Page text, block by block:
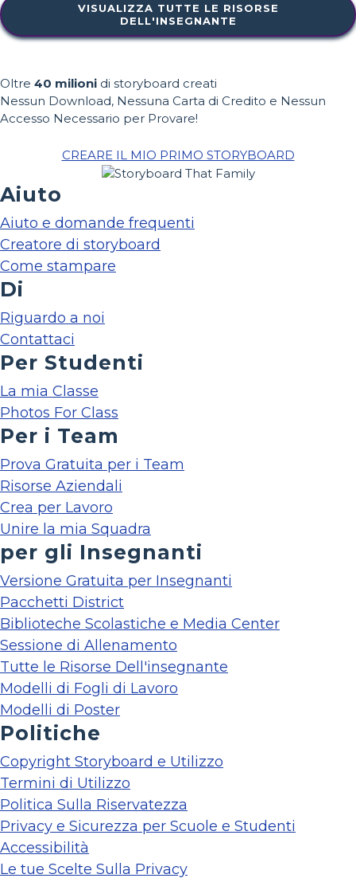
VISUALIZZA TUTTE LE RISORSE
DELL'INSEGNANTE
Oltre 40 milioni di storyboard creati
Nessun Download, Nessuna Carta di Credito e Nessun
Accesso Necessario per Provare!
CREARE IL MIO PRIMO STORYBOARD
Aiuto
Aiuto e domande frequenti
Creatore di storyboard
Come stampare
Di
Riguardo a noi
Contattaci
Per Studenti
La mia Classe
Photos For Class
Per i Team
Prova Gratuita per i Team
Risorse Aziendali
Crea per Lavoro
Unire la mia Squadra
per gli Insegnanti
Versione Gratuita per Insegnanti
Pacchetti District
Biblioteche Scolastiche e Media Center
Sessione di Allenamento
Tutte le Risorse Dell'insegnante
Modelli di Fogli di Lavoro
Modelli di Poster
Politiche
Copyright Storyboard e Utilizzo
Termini di Utilizzo
Politica Sulla Riservatezza
Privacy e Sicurezza per Scuole e Studenti
Accessibilità
Le tue Scelte Sulla Privacy